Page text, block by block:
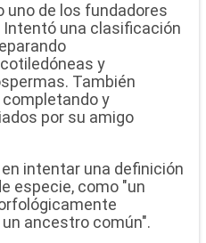
uno de los fundadores
una clasificación
y
También
completando y
por su amigo
intentar una definición
especie, como "un
ancestro común".